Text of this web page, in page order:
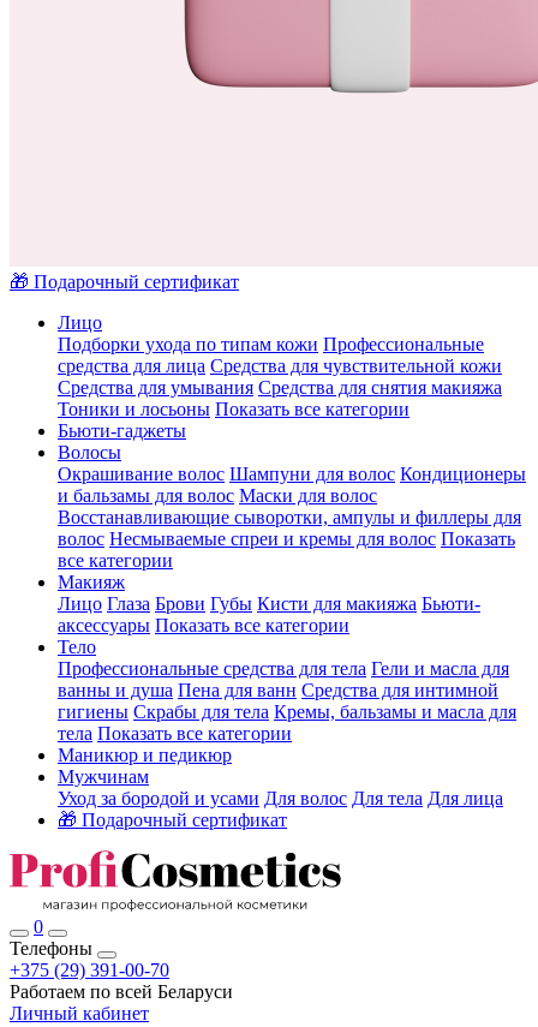
🎁 Подарочный сертификат
Лицо
Подборки ухода по типам кожи Профессиональные
средства для лица Средства для чувствительной кожи
Средства для умывания Средства для снятия макияжа
Тоники и лосьоны Показать все категории
Бьюти-гаджеты
Волосы
Окрашивание волос Шампуни для волос Кондиционеры
и бальзамы для волос Маски для волос
Восстанавливающие сыворотки, ампулы и филлеры для
волос Несмываемые спреи и кремы для волос Показать
все категории
Макияж
Лицо Глаза Брови Губы Кисти для макияжа Бьюти-
аксессуары Показать все категории
Тело
Профессиональные средства для тела Гели и масла для
ванны и душа Пена для ванн Средства для интимной
гигиены Скрабы для тела Кремы, бальзамы и масла для
тела Показать все категории
Маникюр и педикюр
Мужчинам
Уход за бородой и усами Для волос Для тела Для лица
🎁 Подарочный сертификат
0
Телефоны
+375 (29) 391-00-70
Работаем по всей Беларуси
Личный кабинет